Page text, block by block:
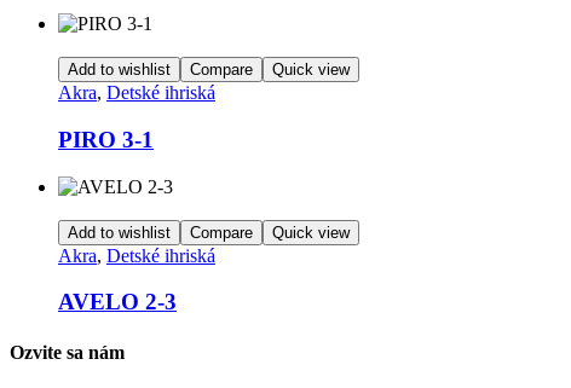
Add to wishlist Compare Quick view
Akra, Detské ihriská
PIRO 3-1
Add to wishlist Compare Quick view
Akra, Detské ihriská
AVELO 2-3
Ozvite sa nám